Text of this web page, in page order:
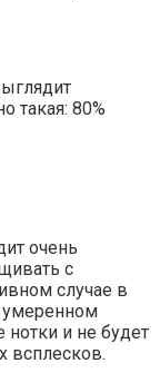
такая: 80%
очень
с
случае в
умеренном
и не будет
всплесков.